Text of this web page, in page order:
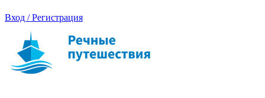
Вход / Регистрация